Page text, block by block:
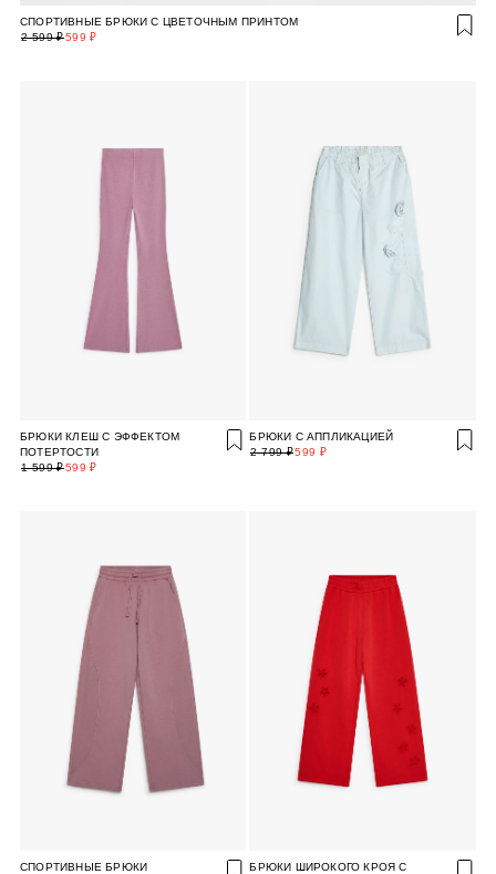
СПОРТИВНЫЕ БРЮКИ С ЦВЕТОЧНЫМ ПРИНТОМ
599 ₽
2 599 ₽
БРЮКИ КЛЕШ С ЭФФЕКТОМ
ПОТЕРТОСТИ
599 ₽
1 599 ₽
БРЮКИ С АППЛИКАЦИЕЙ
599 ₽
2 799 ₽
СПОРТИВНЫЕ БРЮКИ
БРЮКИ ШИРОКОГО КРОЯ С